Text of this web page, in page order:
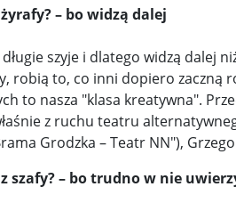
żyrafy? – bo widzą dalej
szyje i dlatego widzą dalej
robią to, co inni dopiero zaczną
to nasza "klasa kreatywna".
z ruchu teatru
Grodzka – Teatr NN"),
z szafy? – bo trudno w nie